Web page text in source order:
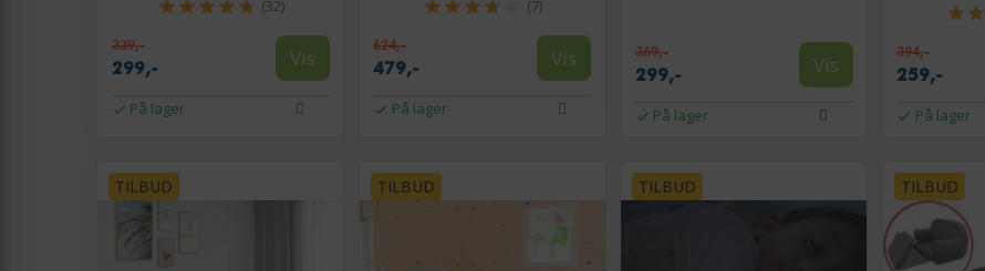
(32)
339,-
299,- Vis
På lager
(7)
624,-
479,- Vis
På lager
369,-
299,- Vis
På lager
394,-
259,-
På lager
TILBUD TILBUD TILBUD TILBUD